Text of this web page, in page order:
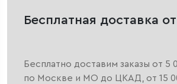
Бесплатная доставка
Бесплатно доставим заказы от 5
по Москве и МО до ЦКАД, от 15